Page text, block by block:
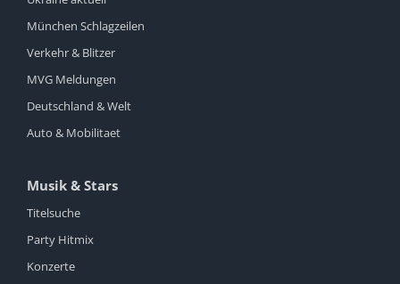
München Schlagzeilen
Verkehr & Blitzer
MVG Meldungen
Deutschland & Welt
Auto & Mobilitaet
Musik & Stars
Titelsuche
Party Hitmix
Konzerte